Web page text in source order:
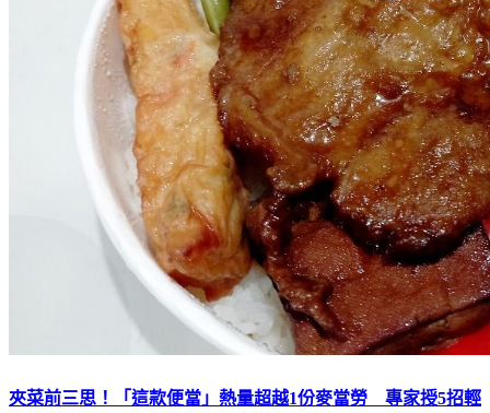
夾菜前三思！「這款便當」熱量超越1份麥當勞 專家授5招輕